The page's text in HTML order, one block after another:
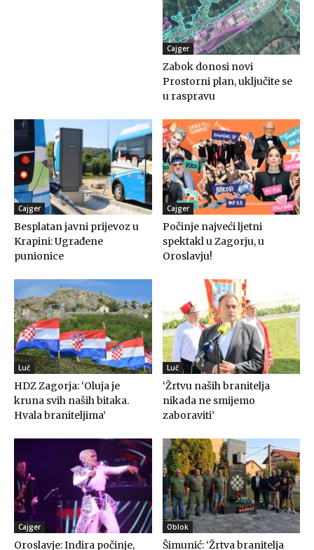
Cajger
Zabok donosi novi
Prostorni plan, uključite se
u raspravu
Cajger
Besplatan javni prijevoz u
Krapini: Ugrađene
punionice
Cajger
Počinje najveći ljetni
spektakl u Zagorju, u
Oroslavju!
Luč
HDZ Zagorja: ‘Oluja je
kruna svih naših bitaka.
Hvala braniteljima’
Luč
‘Žrtvu naših branitelja
nikada ne smijemo
zaboraviti’
Cajger
Oroslavje: Indira počinje,
Oblok
Šimunić: ‘Žrtva branitelja